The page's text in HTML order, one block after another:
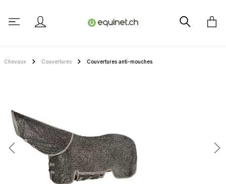
Chevaux Couvertures Couvertures anti-mouches